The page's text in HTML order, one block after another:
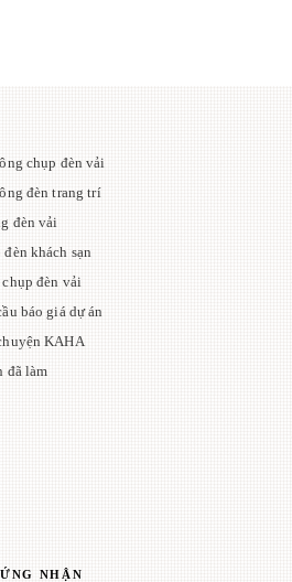
chụp đèn vải
đèn trang trí
đèn vải
đèn khách sạn
đèn vải
báo giá dự án
KAHA
đã làm
NHẬN